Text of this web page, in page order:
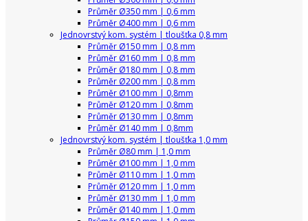
Průměr Ø350 mm | 0,6 mm
Průměr Ø400 mm | 0,6 mm
Jednovrstvý kom. systém | tloušťka 0,8 mm
Průměr Ø150 mm | 0,8 mm
Průměr Ø160 mm | 0,8 mm
Průměr Ø180 mm | 0,8 mm
Průměr Ø200 mm | 0,8 mm
Průměr Ø100 mm | 0,8mm
Průměr Ø120 mm | 0,8mm
Průměr Ø130 mm | 0,8mm
Průměr Ø140 mm | 0,8mm
Jednovrstvý kom. systém | tloušťka 1,0 mm
Průměr Ø80 mm | 1,0 mm
Průměr Ø100 mm | 1,0 mm
Průměr Ø110 mm | 1,0 mm
Průměr Ø120 mm | 1,0 mm
Průměr Ø130 mm | 1,0 mm
Průměr Ø140 mm | 1,0 mm